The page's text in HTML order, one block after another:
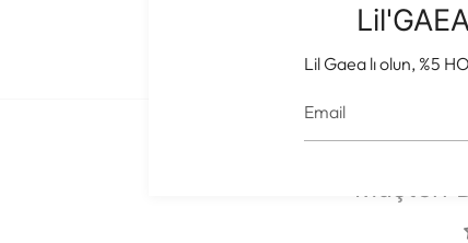
Lil Gaea lı olun, %5
Müşteri